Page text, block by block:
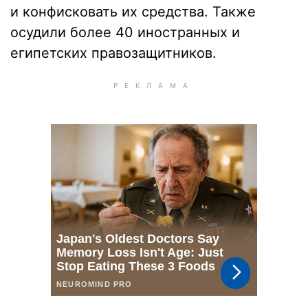
и конфисковать их средства. Также
осудили более 40 иностранных и
египетских правозащитников.